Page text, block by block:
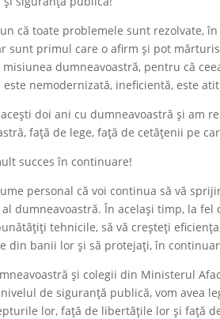
că toate problemele sunt rezolvate,
sunt primul care o afirm și pot
dumneavoastră, pentru că
nemodernizată, ineficientă, este
doi ani cu dumneavoastră și am
față de lege, față de cetățenii pe
succes în continuare!
personal că voi continua să vă
dumneavoastră. În același timp, la fel
tehnicile, să vă creșteți
din banii lor și să protejați, în
și colegii din Ministerul
de siguranță publică, vom avea
lor, față de libertățile lor și față